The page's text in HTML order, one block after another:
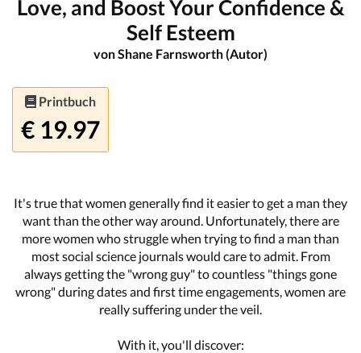
Love, and Boost Your Confidence &
Self Esteem
von Shane Farnsworth (Autor)
Printbuch
€ 19.97
It's true that women generally find it easier to get a man they
want than the other way around. Unfortunately, there are
more women who struggle when trying to find a man than
most social science journals would care to admit. From
always getting the "wrong guy" to countless "things gone
wrong" during dates and first time engagements, women are
really suffering under the veil.
With it, you'll discover: